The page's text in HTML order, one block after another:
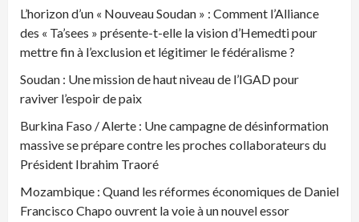
L’horizon d’un « Nouveau Soudan » : Comment l’Alliance
des « Ta’sees » présente-t-elle la vision d’Hemedti pour
mettre fin à l’exclusion et légitimer le fédéralisme ?
Soudan : Une mission de haut niveau de l’IGAD pour
raviver l’espoir de paix
Burkina Faso / Alerte : Une campagne de désinformation
massive se prépare contre les proches collaborateurs du
Président Ibrahim Traoré
Mozambique : Quand les réformes économiques de Daniel
Francisco Chapo ouvrent la voie à un nouvel essor